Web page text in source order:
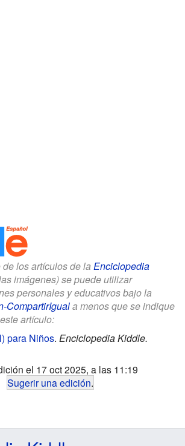
los artículos de la Enciclopedia
imágenes) se puede utilizar
personales y educativos bajo la
CompartirIguala menos que se indique
artículo:
para Niños. Enciclopedia Kiddle.
el 17 oct 2025, a las 11:19
Sugerir una edición.